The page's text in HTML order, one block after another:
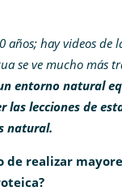
años; hay videos de
se ve mucho más
entorno natural
las lecciones de
natural.
de realizar